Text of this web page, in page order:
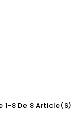
1-8 De 8 Article(s)